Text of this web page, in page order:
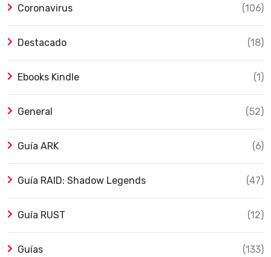
Coronavirus (106)
Destacado (18)
Ebooks Kindle (1)
General (52)
Guía ARK (6)
Guía RAID: Shadow Legends (47)
Guía RUST (12)
Guías (133)